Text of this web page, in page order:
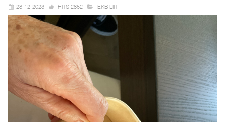
28-12-2023 HITS:2852 EKB LIIT